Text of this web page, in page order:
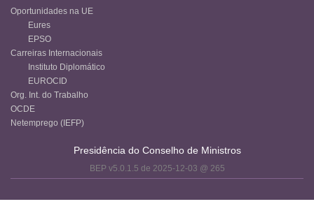
Oportunidades na UE
Eures
EPSO
Carreiras Internacionais
Instituto Diplomático
EUROCID
Org. Int. do Trabalho
OCDE
Netemprego (IEFP)
Presidência do Conselho de Ministros
BEP v5.0.1.5 de 2025-12-03 @ 265